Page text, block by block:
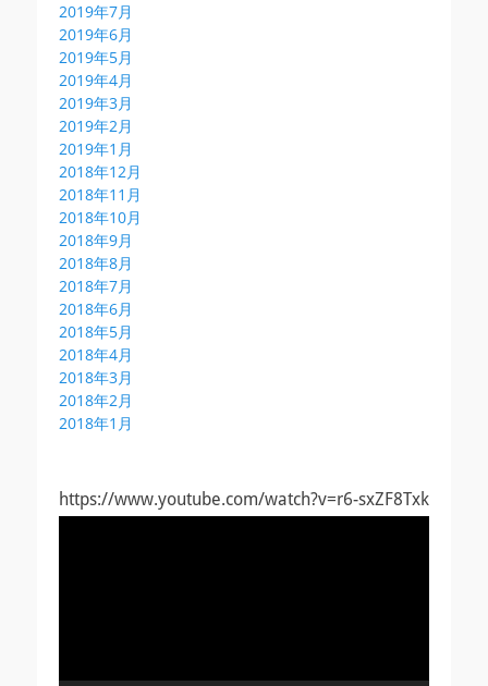
2019年7月
2019年6月
2019年5月
2019年4月
2019年3月
2019年2月
2019年1月
2018年12月
2018年11月
2018年10月
2018年9月
2018年8月
2018年7月
2018年6月
2018年5月
2018年4月
2018年3月
2018年2月
2018年1月
https://www.youtube.com/watch?v=r6-sxZF8Txk